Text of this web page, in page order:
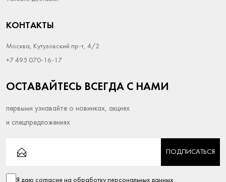
КОНТАКТЫ
Москва, Кутузовский пр-т, 4/2
+7 495 070-16-17
ОСТАВАЙТЕСЬ ВСЕГДА С НАМИ
первыми узнавайте о новинках, акциях
и спецпредложениях
ПОДПИСАТЬСЯ
Я даю согласие на обработку персональных данных